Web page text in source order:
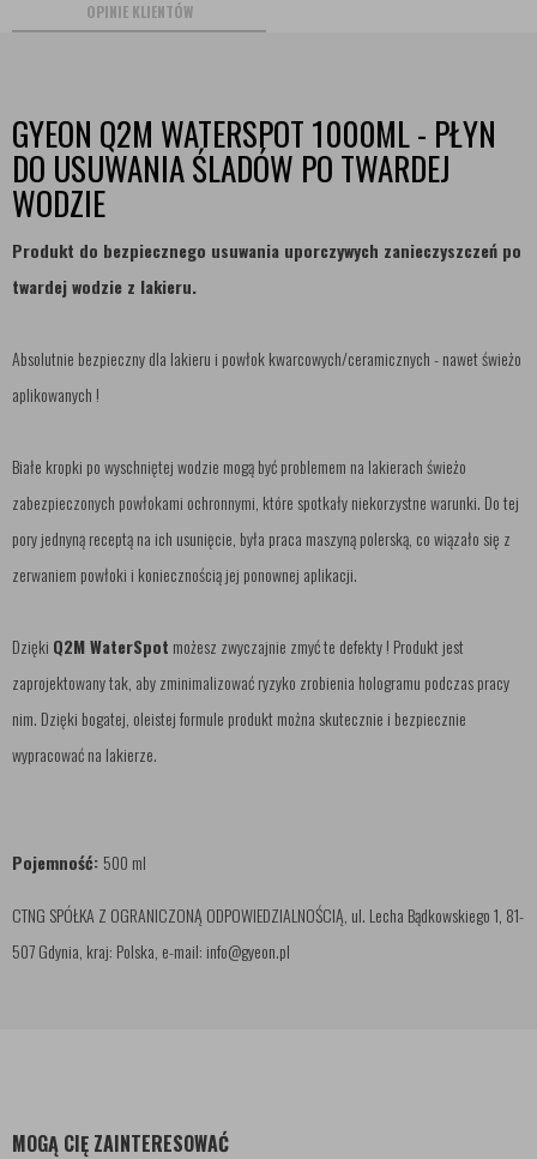
OPINIE KLIENTÓW
GYEON Q2M WATERSPOT 1000ML - PŁYN
DO USUWANIA ŚLADÓW PO TWARDEJ
WODZIE
Produkt do bezpiecznego usuwania uporczywych zanieczyszczeń po
twardej wodzie z lakieru.
Absolutnie bezpieczny dla lakieru i powłok kwarcowych/ceramicznych - nawet świeżo
aplikowanych !
Białe kropki po wyschniętej wodzie mogą być problemem na lakierach świeżo
zabezpieczonych powłokami ochronnymi, które spotkały niekorzystne warunki. Do tej
pory jednyną receptą na ich usunięcie, była praca maszyną polerską, co wiązało się z
zerwaniem powłoki i koniecznością jej ponownej aplikacji.
Dzięki Q2M WaterSpot możesz zwyczajnie zmyć te defekty ! Produkt jest
zaprojektowany tak, aby zminimalizować ryzyko zrobienia hologramu podczas pracy
nim. Dzięki bogatej, oleistej formule produkt można skutecznie i bezpiecznie
wypracować na lakierze.
Pojemność: 500 ml
CTNG SPÓŁKA Z OGRANICZONĄ ODPOWIEDZIALNOŚCIĄ, ul. Lecha Bądkowskiego 1, 81-
507 Gdynia, kraj: Polska, e-mail: info@gyeon.pl
MOGĄ CIĘ ZAINTERESOWAĆ